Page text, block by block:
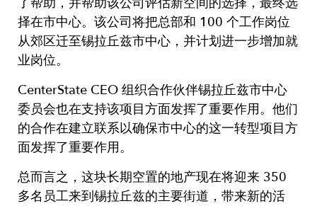
择在市中心。该公司将把总部和 100 个工作岗位
从郊区迁至锡拉丘兹市中心，并计划进一步增加就
业岗位。
CenterState CEO 组织合作伙伴锡拉丘兹市中心
委员会也在支持该项目方面发挥了重要作用。他们
的合作在建立联系以确保市中心的这一转型项目方
面发挥了重要作用。
总而言之，这块长期空置的地产现在将迎来 350
多名员工来到锡拉丘兹的主要街道，带来新的活